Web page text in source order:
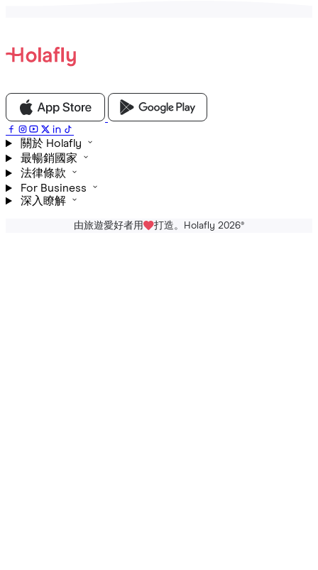
關於 Holafly
最暢銷國家
法律條款
For Business
深入瞭解
由旅遊愛好者用 打造。Holafly 2026®